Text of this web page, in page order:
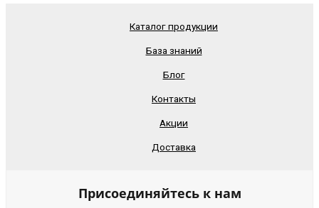
Каталог продукции
База знаний
Блог
Контакты
Акции
Доставка
Присоединяйтесь к нам